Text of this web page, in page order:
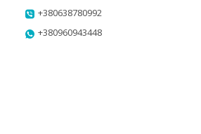
+380638780992
+380960943448